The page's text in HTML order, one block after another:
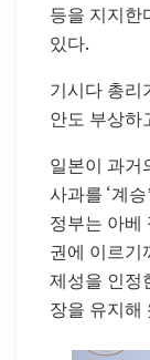
등을 지지한
있다.
기시다 총리
안도 부상하
일본이 과거
사과를 ‘계
정부는 아베
권에 이르기
제성을 인정
장을 유지해